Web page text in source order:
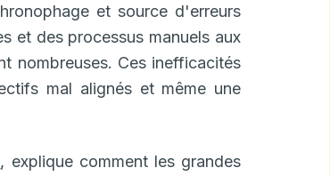
et source d'erreurs
et des processus manuels aux
nombreuses. Ces inefficacités
mal alignés et même une
, explique comment les grandes